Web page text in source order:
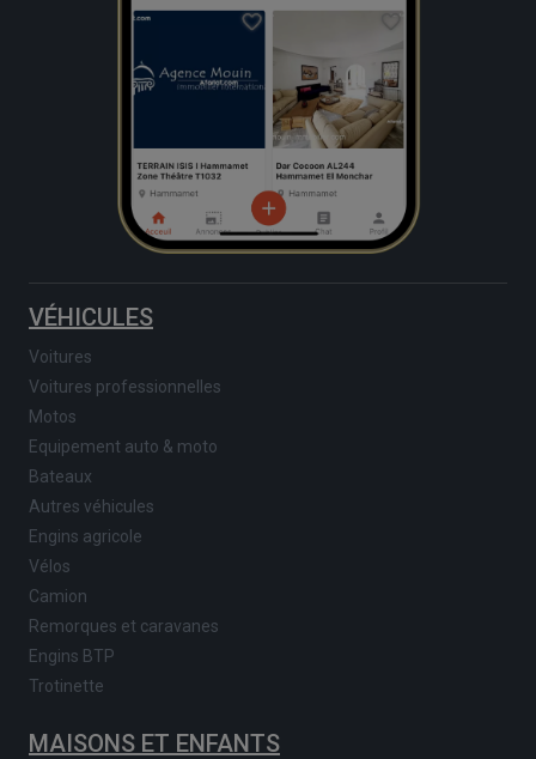
VÉHICULES
Voitures
Voitures professionnelles
Motos
Equipement auto & moto
Bateaux
Autres véhicules
Engins agricole
Vélos
Camion
Remorques et caravanes
Engins BTP
Trotinette
MAISONS ET ENFANTS